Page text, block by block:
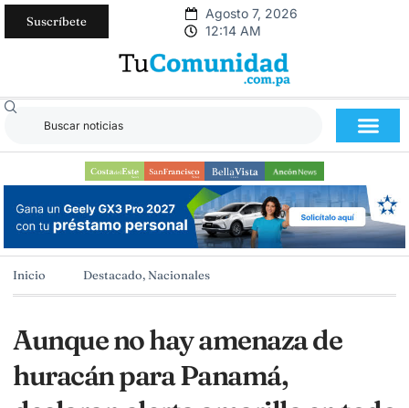
Suscríbete
Agosto 7, 2026
12:14 AM
Inicio Destacado,Nacionales
Aunque no hay amenaza de
huracán para Panamá,